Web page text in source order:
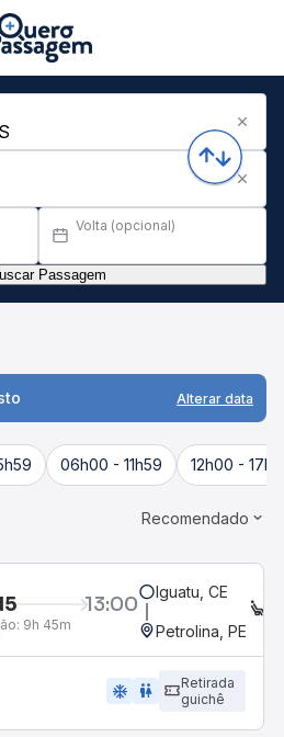
Volta (opcional)
Passagem
Alterar data
06h00 - 11h59 12h00 -
Recomendado
13:00
9h 45m
Iguatu, CE
Petrolina, PE
ac_unit wc
Retirada
guichê